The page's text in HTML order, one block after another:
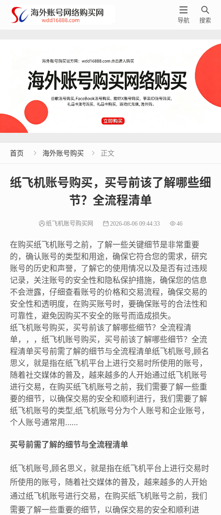

搜索

导航
首页  海外账号购买  正文
纸飞机账号购买，买号前该了解哪些细
节？全流程清单
纸飞机账号购买网 2026-08-06 09:44:33 46
在购买纸飞机账号之前，了解一些关键细节是非常重要
的，确认账号的类型和用途，确保它符合您的需求，研究
账号的历史和声誉，了解它的使用情况以及是否有过违规
记录，关注账号的安全性和隐私保护措施，确保您的信息
不会泄露，仔细查看账号的价格和交易流程，确保交易的
安全性和透明度，在购买账号时，要确保账号的合法性和
可靠性，避免因购买不安全的账号而造成损失。
纸飞机账号购买，买号前该了解哪些细节？全流程清
单，，，纸飞机账号购买，买号前该了解哪些细节？全流
程清单买号前需了解的细节与全流程清单纸飞机账号,顾名
思义，就是指在纸飞机平台上进行交易时所使用的账号，
随着社交媒体的普及，越来越多的人开始通过纸飞机账号
进行交易，在购买纸飞机账号之前，我们需要了解一些重
要的细节，以确保交易的安全和顺利进行，我们需要了解
纸飞机账号的类型,纸飞机账号分为个人账号和企业账号，
个人账号通常用……
买号前需了解的细节与全流程清单
纸飞机账号,顾名思义，就是指在纸飞机平台上进行交易时
所使用的账号，随着社交媒体的普及，越来越多的人开始
通过纸飞机账号进行交易，在购买纸飞机账号之前，我们
需要了解一些重要的细节，以确保交易的安全和顺利进